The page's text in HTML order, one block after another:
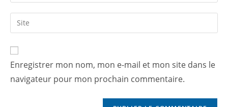
Enregistrer mon nom, mon e-mail et mon site dans le
navigateur pour mon prochain commentaire.